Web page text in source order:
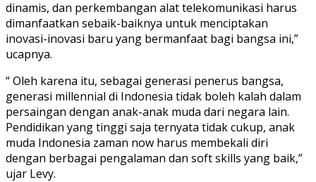
dinamis, dan perkembangan alat telekomunikasi harus
dimanfaatkan sebaik-baiknya untuk menciptakan
inovasi-inovasi baru yang bermanfaat bagi bangsa ini,”
ucapnya.
“ Oleh karena itu, sebagai generasi penerus bangsa,
generasi millennial di Indonesia tidak boleh kalah dalam
persaingan dengan anak-anak muda dari negara lain.
Pendidikan yang tinggi saja ternyata tidak cukup, anak
muda Indonesia zaman now harus membekali diri
dengan berbagai pengalaman dan soft skills yang baik,”
ujar Levy.